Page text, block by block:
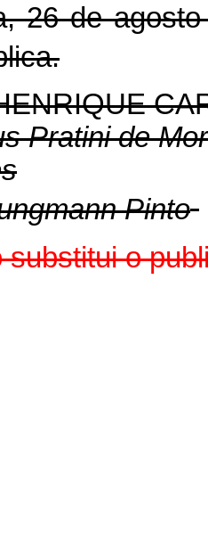
agosto
Pratini de
Pinto
substitui o